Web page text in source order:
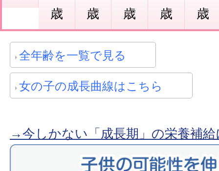
歳
歳
歳
歳
歳
全年齢を一覧で見る
女の子の成長曲線はこちら
→今しかない「成長期」の栄養補